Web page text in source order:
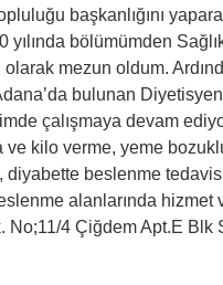
başkanlığını
bölümümden
mezun oldum.
bulunan
çalışmaya devam
ve kilo verme, yeme
diyabette beslenme
alanlarında hizmet
4 Çiğdem Apt.E Blk